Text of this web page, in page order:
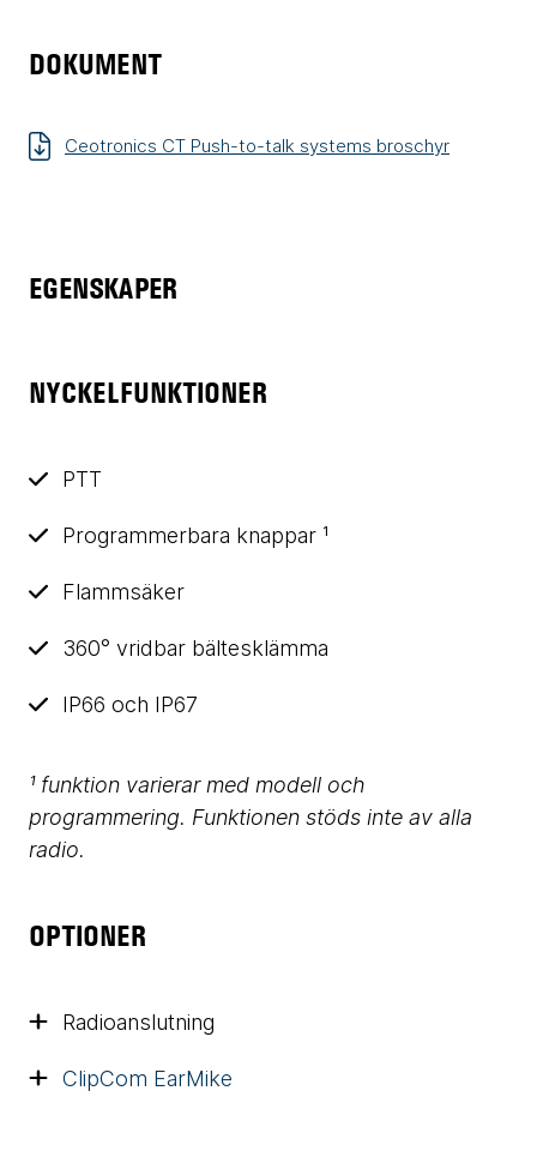
DOKUMENT
Ceotronics CT Push-to-talk systems broschyr
EGENSKAPER
NYCKELFUNKTIONER
PTT
Programmerbara knappar ¹
Flammsäker
360° vridbar bältesklämma
IP66 och IP67
¹ funktion varierar med modell och
programmering. Funktionen stöds inte av alla
radio.
OPTIONER
Radioanslutning
ClipCom EarMike